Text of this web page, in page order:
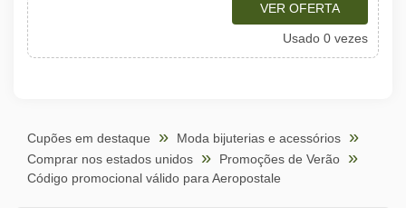
VER OFERTA
Usado 0 vezes
Cupões em destaque
Moda bijuterias e acessórios
Comprar nos estados unidos
Promoções de Verão
Código promocional válido para Aeropostale